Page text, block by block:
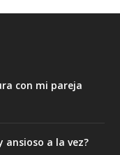
con mi pareja
ansioso a la vez?